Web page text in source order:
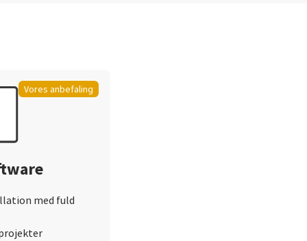
Vores anbefaling
med fuld